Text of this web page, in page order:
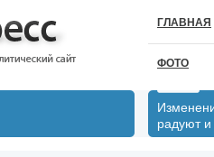
ГЛАВНАЯ
ФОТО
радуют и